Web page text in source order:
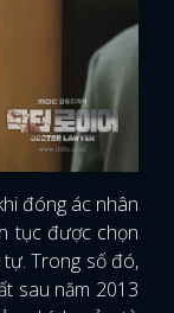
đóng ác nhân
tục được chọn
tự. Trong số đó,
sau năm 2013